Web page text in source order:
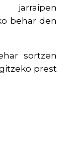
jarraipen
behar den
sortzen
prest